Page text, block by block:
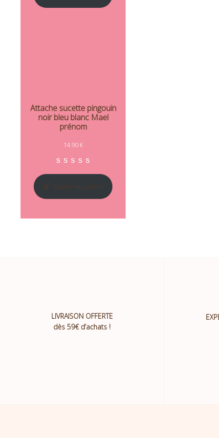
Attache sucette pingouin
noir bleu blanc Mael
prénom
14.90€
Ajouter au panier
LIVRAISON OFFERTE
dès 59€ d’achats !